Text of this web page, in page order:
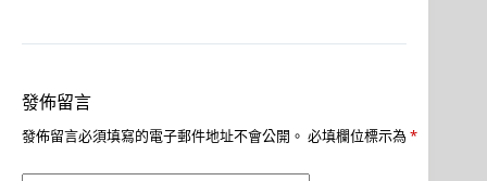
發佈留言
發佈留言必須填寫的電子郵件地址不會公開。 必填欄位標示為 *